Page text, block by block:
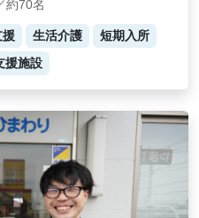
約70名
援 生活介護
短期入所
援施設